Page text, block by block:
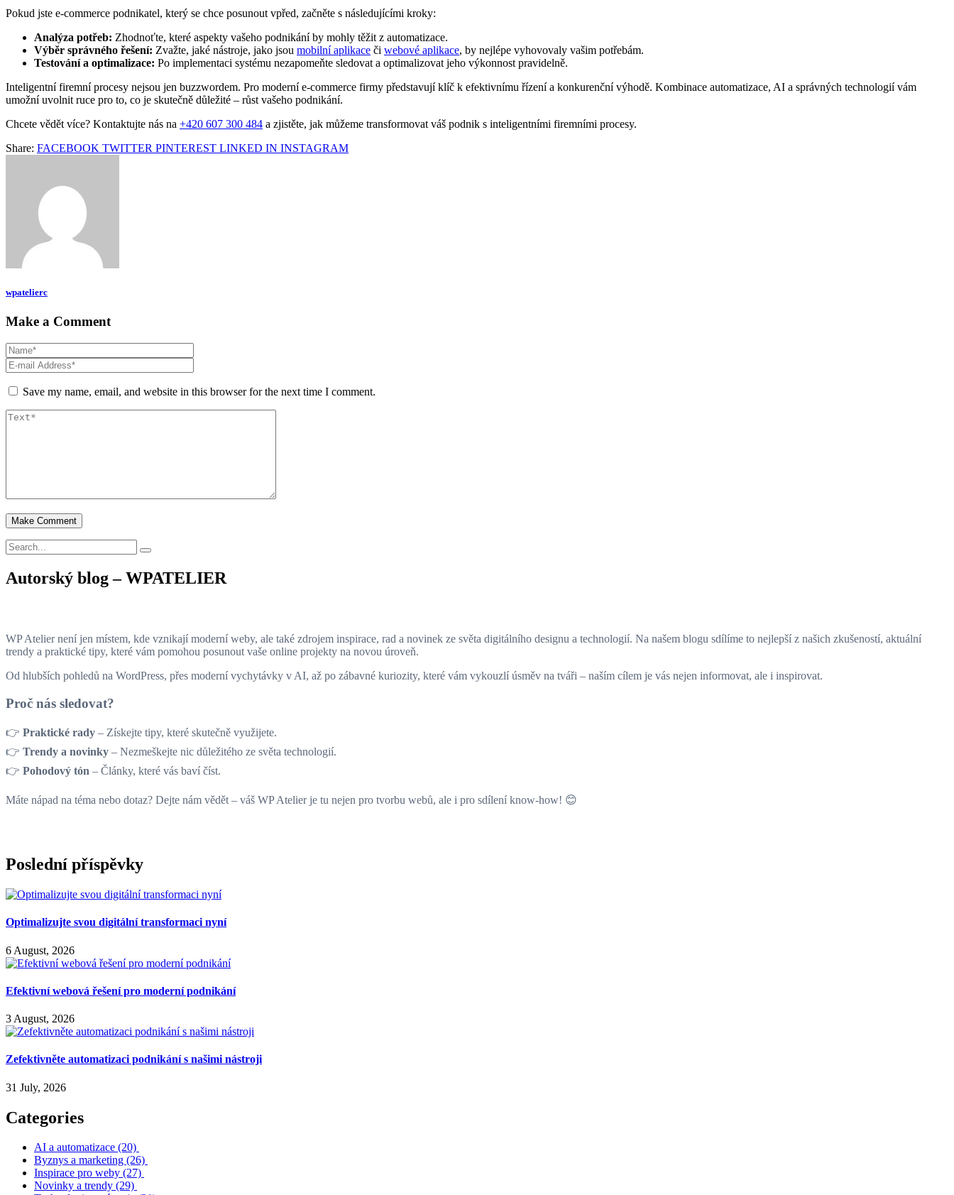
Pokud jste e-commerce podnikatel, který se chce posunout vpřed, začněte s následujícími kroky:
Analýza potřeb: Zhodnoťte, které aspekty vašeho podnikání by mohly těžit z automatizace.
Výběr správného řešení: Zvažte, jaké nástroje, jako jsou mobilní aplikace či webové aplikace, by nejlépe vyhovovaly vašim potřebám.
Testování a optimalizace: Po implementaci systému nezapomeňte sledovat a optimalizovat jeho výkonnost pravidelně.
Inteligentní firemní procesy nejsou jen buzzwordem. Pro moderní e-commerce firmy představují klíč k efektivnímu řízení a konkurenční výhodě. Kombinace automatizace, AI a správných technologií vám
umožní uvolnit ruce pro to, co je skutečně důležité – růst vašeho podnikání.
Chcete vědět více? Kontaktujte nás na +420 607 300 484 a zjistěte, jak můžeme transformovat váš podnik s inteligentními firemními procesy.
Share: FACEBOOK TWITTER PINTEREST LINKED IN INSTAGRAM
wpatelierc
Make a Comment
Save my name, email, and website in this browser for the next time I comment.
Autorský blog – WPATELIER
WP Atelier není jen místem, kde vznikají moderní weby, ale také zdrojem inspirace, rad a novinek ze světa digitálního designu a technologií. Na našem blogu sdílíme to nejlepší z našich zkušeností, aktuální
trendy a praktické tipy, které vám pomohou posunout vaše online projekty na novou úroveň.
Od hlubších pohledů na WordPress, přes moderní vychytávky v AI, až po zábavné kuriozity, které vám vykouzlí úsměv na tváři – naším cílem je vás nejen informovat, ale i inspirovat.
Proč nás sledovat?
👉 Praktické rady – Získejte tipy, které skutečně využijete.
👉 Trendy a novinky – Nezmeškejte nic důležitého ze světa technologií.
👉 Pohodový tón – Články, které vás baví číst.
Máte nápad na téma nebo dotaz? Dejte nám vědět – váš WP Atelier je tu nejen pro tvorbu webů, ale i pro sdílení know-how! 😊
Poslední příspěvky
Optimalizujte svou digitální transformaci nyní
6 August, 2026
Efektivní webová řešení pro moderní podnikání
3 August, 2026
Zefektivněte automatizaci podnikání s našimi nástroji
31 July, 2026
Categories
AI a automatizace (20)
Byznys a marketing (26)
Inspirace pro weby (27)
Novinky a trendy (29)